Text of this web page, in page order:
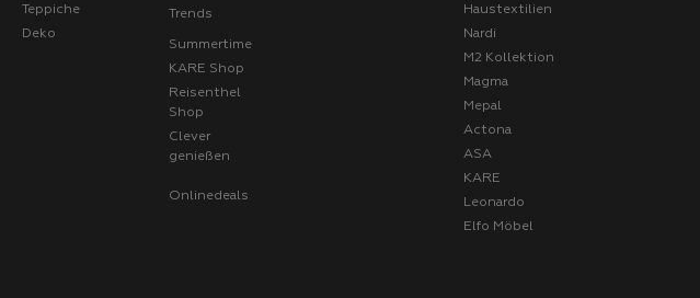
Teppiche
Deko
Trends
Summertime
KARE Shop
Reisenthel
Shop
Clever
genießen
Onlinedeals
Haustextilien
Nardi
M2 Kollektion
Magma
Mepal
Actona
ASA
KARE
Leonardo
Elfo Möbel